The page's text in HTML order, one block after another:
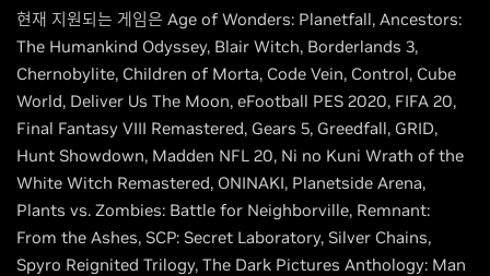
현재 지원되는 게임은 Age of Wonders: Planetfall, Ancestors:
The Humankind Odyssey, Blair Witch, Borderlands 3,
Chernobylite, Children of Morta, Code Vein, Control, Cube
World, Deliver Us The Moon, eFootball PES 2020, FIFA 20,
Final Fantasy VIII Remastered, Gears 5, Greedfall, GRID,
Hunt Showdown, Madden NFL 20, Ni no Kuni Wrath of the
White Witch Remastered, ONINAKI, Planetside Arena,
Plants vs. Zombies: Battle for Neighborville, Remnant:
From the Ashes, SCP: Secret Laboratory, Silver Chains,
Spyro Reignited Trilogy, The Dark Pictures Anthology: Man